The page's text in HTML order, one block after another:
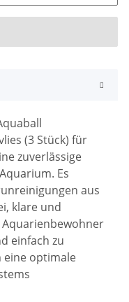
(3 Stück) für
zuverlässige
Es
aus
klare und
einfach zu
eine optimale